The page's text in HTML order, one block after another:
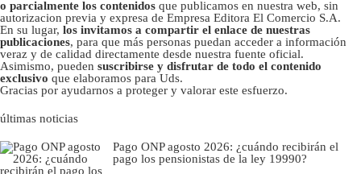
o parcialmente los contenidos que publicamos en nuestra web, sin
autorizacion previa y expresa de Empresa Editora El Comercio S.A.
En su lugar, los invitamos a compartir el enlace de nuestras
publicaciones, para que más personas puedan acceder a información
veraz y de calidad directamente desde nuestra fuente oficial.
Asimismo, pueden suscribirse y disfrutar de todo el contenido
exclusivo que elaboramos para Uds.
Gracias por ayudarnos a proteger y valorar este esfuerzo.
últimas noticias
Pago ONP agosto 2026: ¿cuándo recibirán el
pago los pensionistas de la ley 19990?